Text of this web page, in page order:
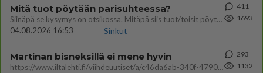
Mitä tuot pöytään parisuhteessa?
Siinäpä se kysymys on otsikossa. Mitäpä siis tuot/toisit pöytään parisuhteessa? Oletko mies vai nainen? Koetko sen mitä
04.08.2026 16:53
Sinkut
411
1693
Martinan bisneksillä ei mene hyvin
https://www.iltalehti.fi/viihdeuutiset/a/c46da6ab-340f-4790-aaa7-0865eed2336 Yrityksen konkurssihakemus on tullut kärä
293
1132